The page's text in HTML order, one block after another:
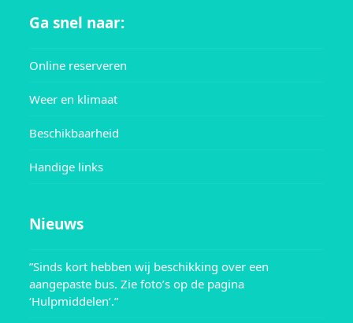
Ga snel naar:
Online reserveren
Weer en klimaat
Beschikbaarheid
Handige links
Nieuws
”Sinds kort hebben wij beschikking over een
aangepaste bus. Zie foto’s op de pagina
‘Hulpmiddelen’.”